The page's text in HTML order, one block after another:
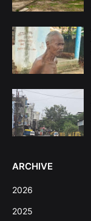
ARCHIVE
2026
2025